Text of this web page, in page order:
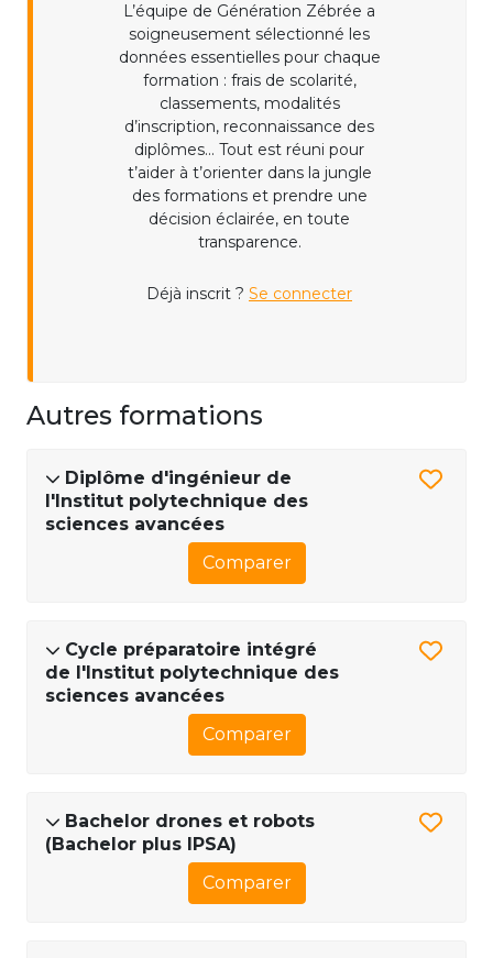
L’équipe de Génération Zébrée a
soigneusement sélectionné les
données essentielles pour chaque
formation : frais de scolarité,
classements, modalités
d’inscription, reconnaissance des
diplômes... Tout est réuni pour
t’aider à t’orienter dans la jungle
des formations et prendre une
décision éclairée, en toute
transparence.
Déjà inscrit ? Se connecter
Autres formations
Diplôme d'ingénieur de
l'Institut polytechnique des
sciences avancées
Comparer
Cycle préparatoire intégré
de l'Institut polytechnique des
sciences avancées
Comparer
Bachelor drones et robots
(Bachelor plus IPSA)
Comparer